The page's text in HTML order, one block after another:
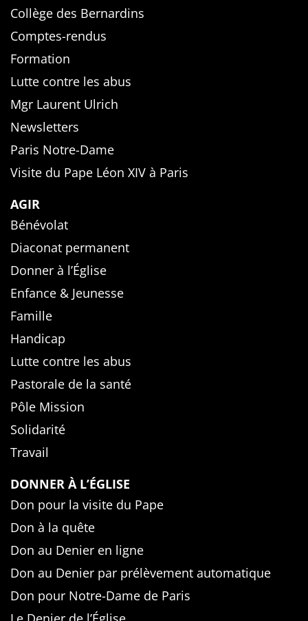
Collège des Bernardins
Comptes-rendus
Formation
Lutte contre les abus
Mgr Laurent Ulrich
Newsletters
Paris Notre-Dame
Visite du Pape Léon XIV à Paris
AGIR
Bénévolat
Diaconat permanent
Donner à l’Église
Enfance & Jeunesse
Famille
Handicap
Lutte contre les abus
Pastorale de la santé
Pôle Mission
Solidarité
Travail
DONNER À L’ÉGLISE
Don pour la visite du Pape
Don à la quête
Don au Denier en ligne
Don au Denier par prélèvement automatique
Don pour Notre-Dame de Paris